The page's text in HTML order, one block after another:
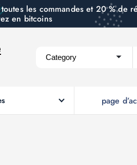
les commandes et 20 % de
en bitcoins
page